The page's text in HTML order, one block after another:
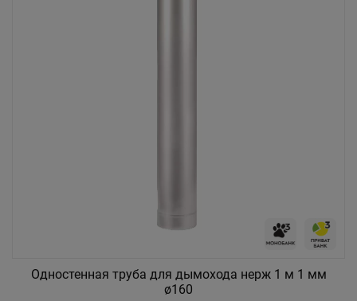
Одностенная труба для дымохода нерж 1 м 1 мм
ø160